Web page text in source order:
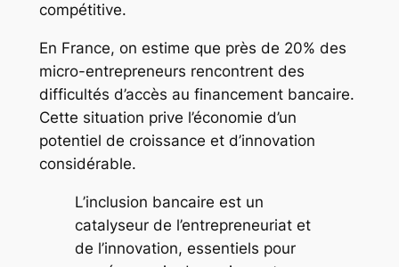
compétitive.
En France, on estime que près de 20% des
micro-entrepreneurs rencontrent des
difficultés d’accès au financement bancaire.
Cette situation prive l’économie d’un
potentiel de croissance et d’innovation
considérable.
L’inclusion bancaire est un
catalyseur de l’entrepreneuriat et
de l’innovation, essentiels pour